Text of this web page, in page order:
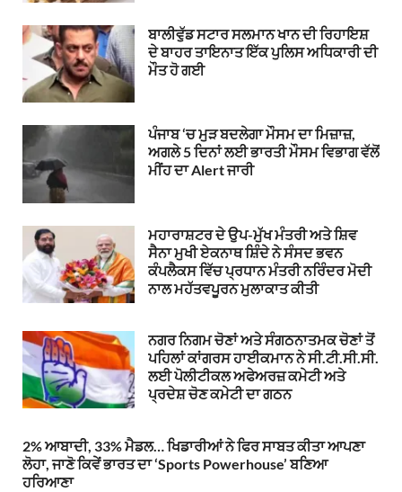
ਬਾਲੀਵੁੱਡ ਸਟਾਰ ਸਲਮਾਨ ਖਾਨ ਦੀ ਰਿਹਾਇਸ਼
ਦੇ ਬਾਹਰ ਤਾਇਨਾਤ ਇੱਕ ਪੁਲਿਸ ਅਧਿਕਾਰੀ ਦੀ
ਮੌਤ ਹੋ ਗਈ
ਪੰਜਾਬ ‘ਚ ਮੁੜ ਬਦਲੇਗਾ ਮੌਸਮ ਦਾ ਮਿਜ਼ਾਜ਼,
ਅਗਲੇ 5 ਦਿਨਾਂ ਲਈ ਭਾਰਤੀ ਮੌਸਮ ਵਿਭਾਗ ਵੱਲੋਂ
ਮੀਂਹ ਦਾ Alert ਜਾਰੀ
ਮਹਾਰਾਸ਼ਟਰ ਦੇ ਉਪ-ਮੁੱਖ ਮੰਤਰੀ ਅਤੇ ਸ਼ਿਵ
ਸੈਨਾ ਮੁਖੀ ਏਕਨਾਥ ਸ਼ਿੰਦੇ ਨੇ ਸੰਸਦ ਭਵਨ
ਕੰਪਲੈਕਸ ਵਿੱਚ ਪ੍ਰਧਾਨ ਮੰਤਰੀ ਨਰਿੰਦਰ ਮੋਦੀ
ਨਾਲ ਮਹੱਤਵਪੂਰਨ ਮੁਲਾਕਾਤ ਕੀਤੀ
ਨਗਰ ਨਿਗਮ ਚੋਣਾਂ ਅਤੇ ਸੰਗਠਨਾਤਮਕ ਚੋਣਾਂ ਤੋਂ
ਪਹਿਲਾਂ ਕਾਂਗਰਸ ਹਾਈਕਮਾਨ ਨੇ ਸੀ.ਟੀ.ਸੀ.ਸੀ.
ਲਈ ਪੋਲੀਟੀਕਲ ਅਫੇਅਰਜ਼ ਕਮੇਟੀ ਅਤੇ
ਪ੍ਰਦੇਸ਼ ਚੋਣ ਕਮੇਟੀ ਦਾ ਗਠਨ
2% ਆਬਾਦੀ, 33% ਮੈਡਲ… ਖਿਡਾਰੀਆਂ ਨੇ ਫਿਰ ਸਾਬਤ ਕੀਤਾ ਆਪਣਾ
ਲੋਹਾ, ਜਾਣੋ ਕਿਵੇਂ ਭਾਰਤ ਦਾ ‘Sports Powerhouse’ ਬਣਿਆ
ਹਰਿਆਣਾ